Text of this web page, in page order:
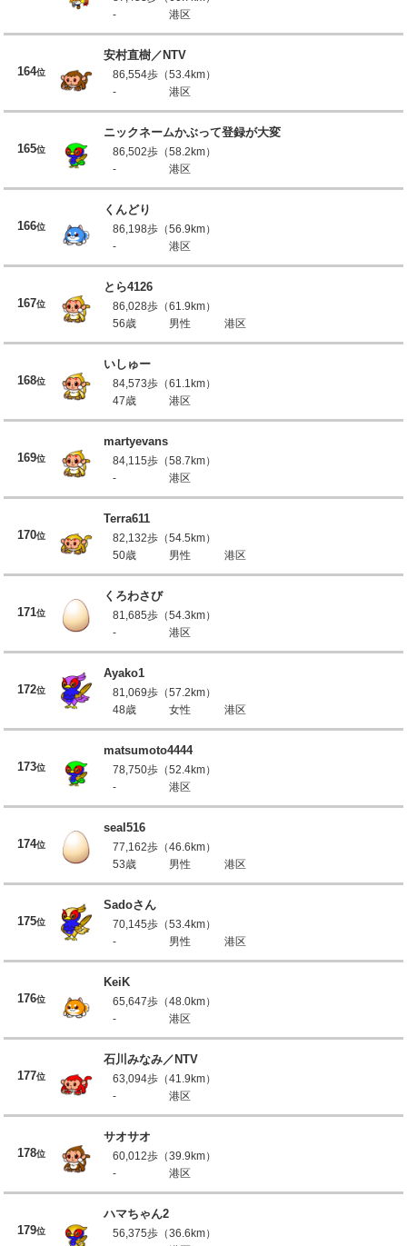
-
港区
164位
安村直樹／NTV
86,554歩（53.4km）
-
港区
165位
ニックネームかぶって登録が大変
86,502歩（58.2km）
-
港区
166位
くんどり
86,198歩（56.9km）
-
港区
167位
とら4126
86,028歩（61.9km）
56歳
男性 港区
168位
いしゅー
84,573歩（61.1km）
47歳
港区
169位
martyevans
84,115歩（58.7km）
-
港区
170位
Terra611
82,132歩（54.5km）
50歳
男性 港区
171位
くろわさび
81,685歩（54.3km）
-
港区
172位
Ayako1
81,069歩（57.2km）
48歳
女性 港区
173位
matsumoto4444
78,750歩（52.4km）
-
港区
174位
seal516
77,162歩（46.6km）
53歳
男性 港区
175位
Sadoさん
70,145歩（53.4km）
-
男性 港区
176位
KeiK
65,647歩（48.0km）
-
港区
177位
石川みなみ／NTV
63,094歩（41.9km）
-
港区
178位
サオサオ
60,012歩（39.9km）
-
港区
179位
ハマちゃん2
56,375歩（36.6km）